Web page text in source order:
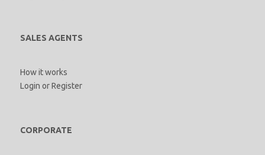
SALES AGENTS
How it works
Login orRegister
CORPORATE